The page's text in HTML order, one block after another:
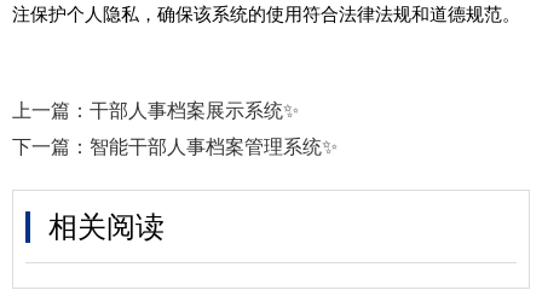
注保护个人隐私，确保该系统的使用符合法律法规和道德规范。
上一篇： 干部人事档案展示系统✨
下一篇： 智能干部人事档案管理系统✨
相关阅读